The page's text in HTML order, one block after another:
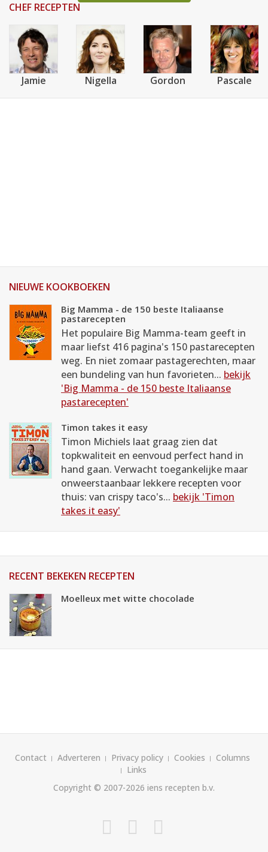
CHEF RECEPTEN
Jamie Nigella Gordon Pascale
NIEUWE KOOKBOEKEN
Big Mamma - de 150 beste Italiaanse
pastarecepten
Het populaire Big Mamma-team geeft in
maar liefst 416 pagina's 150 pastarecepten
weg. En niet zomaar pastagerechten, maar
een bundeling van hun favorieten... bekijk
'Big Mamma - de 150 beste Italiaanse
pastarecepten'
Timon takes it easy
Timon Michiels laat graag zien dat
topkwaliteit en eenvoud perfect hand in
hand gaan. Verwacht toegankelijke maar
onweerstaanbaar lekkere recepten voor
thuis: van crispy taco's... bekijk 'Timon
takes it easy'
RECENT BEKEKEN RECEPTEN
Moelleux met witte chocolade
Contact Adverteren Privacy policy Cookies
Columns
Links
Copyright © 2007-2026 iens recepten b.v.